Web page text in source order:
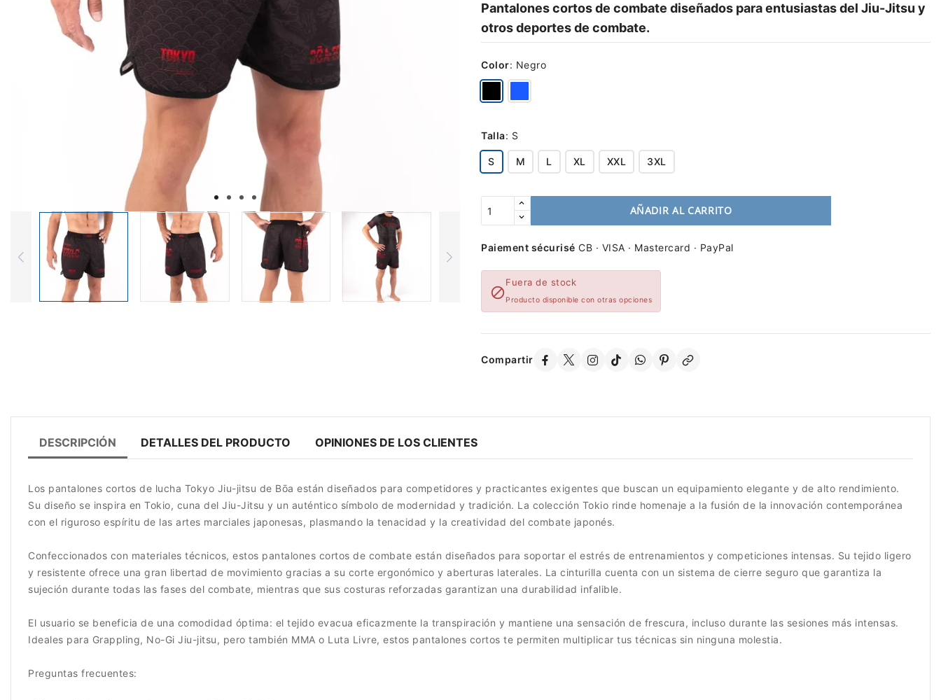
Pantalones cortos de combate diseñados para entusiastas del Jiu-Jitsu y
otros deportes de combate.
Color: Negro
Talla: S
S M L XL XXL 3XL
AÑADIR AL CARRITO
Paiement sécurisé CB · VISA · Mastercard · PayPal

Fuera de stock
Producto disponible con otras opciones
Compartir
DESCRIPCIÓN DETALLES DEL PRODUCTO OPINIONES DE LOS CLIENTES
Los pantalones cortos de lucha Tokyo Jiu-jitsu de Bōa están diseñados para competidores y practicantes exigentes que buscan un equipamiento elegante y de alto rendimiento.
Su diseño se inspira en Tokio, cuna del Jiu-Jitsu y un auténtico símbolo de modernidad y tradición. La colección Tokio rinde homenaje a la fusión de la innovación contemporánea
con el riguroso espíritu de las artes marciales japonesas, plasmando la tenacidad y la creatividad del combate japonés.
Confeccionados con materiales técnicos, estos pantalones cortos de combate están diseñados para soportar el estrés de entrenamientos y competiciones intensas. Su tejido ligero
y resistente ofrece una gran libertad de movimiento gracias a su corte ergonómico y aberturas laterales. La cinturilla cuenta con un sistema de cierre seguro que garantiza la
sujeción durante todas las fases del combate, mientras que sus costuras reforzadas garantizan una durabilidad infalible.
El usuario se beneficia de una comodidad óptima: el tejido evacua eficazmente la transpiración y mantiene una sensación de frescura, incluso durante las sesiones más intensas.
Ideales para Grappling, No-Gi Jiu-jitsu, pero también MMA o Luta Livre, estos pantalones cortos te permiten multiplicar tus técnicas sin ninguna molestia.
Preguntas frecuentes: